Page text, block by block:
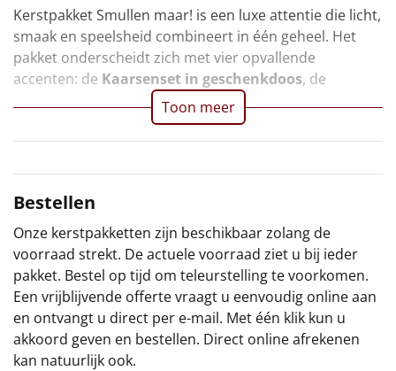
Overige
Ideeën
Doe het zelf
Particulier
Kerstgeschenken 2026
Relatiegeschenken
Cadeaubon
Kerstpakket Smullen maar! is een luxe attentie die licht,
smaak en speelsheid combineert in één geheel. Het
pakket onderscheidt zich met vier opvallende
accenten: de Kaarsenset in geschenkdoos, de
Toon meer
Bestellen
Onze kerstpakketten zijn beschikbaar zolang de
voorraad strekt. De actuele voorraad ziet u bij ieder
pakket. Bestel op tijd om teleurstelling te voorkomen.
Een vrijblijvende offerte vraagt u eenvoudig online aan
en ontvangt u direct per e-mail. Met één klik kun u
akkoord geven en bestellen. Direct online afrekenen
kan natuurlijk ook.